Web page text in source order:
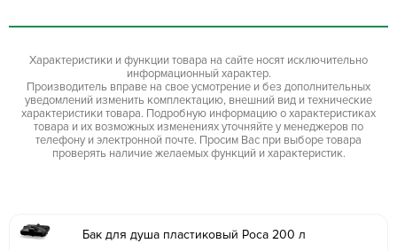
Характеристики и функции товара на сайте носят исключительно
информационный характер.
Производитель вправе на свое усмотрение и без дополнительных
уведомлений изменить комплектацию, внешний вид и технические
характеристики товара. Подробную информацию о характеристиках
товара и их возможных изменениях уточняйте у менеджеров по
телефону и электронной почте. Просим Вас при выборе товара
проверять наличие желаемых функций и характеристик.
Бак для душа пластиковый Роса 200 л